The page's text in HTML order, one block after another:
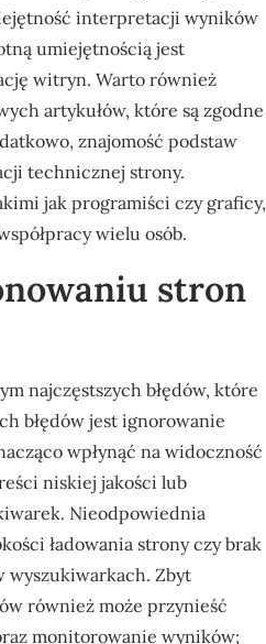
interpretacji wyników
umiejętnością jest
witryn. Warto również
artykułów, które są zgodne
znajomość podstaw
technicznej strony.
jak programiści czy graficy,
wielu osób.
stron
najczęstszych błędów, które
błędów jest ignorowanie
wpłynąć na widoczność
niskiej jakości lub
Nieodpowiednia
ładowania strony czy brak
wyszukiwarkach. Zbyt
również może przynieść
monitorowanie wyników;